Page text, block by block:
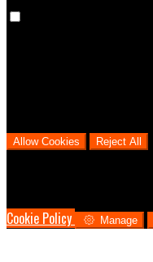
Allow Cookies Reject All
Cookie Policy
Manage